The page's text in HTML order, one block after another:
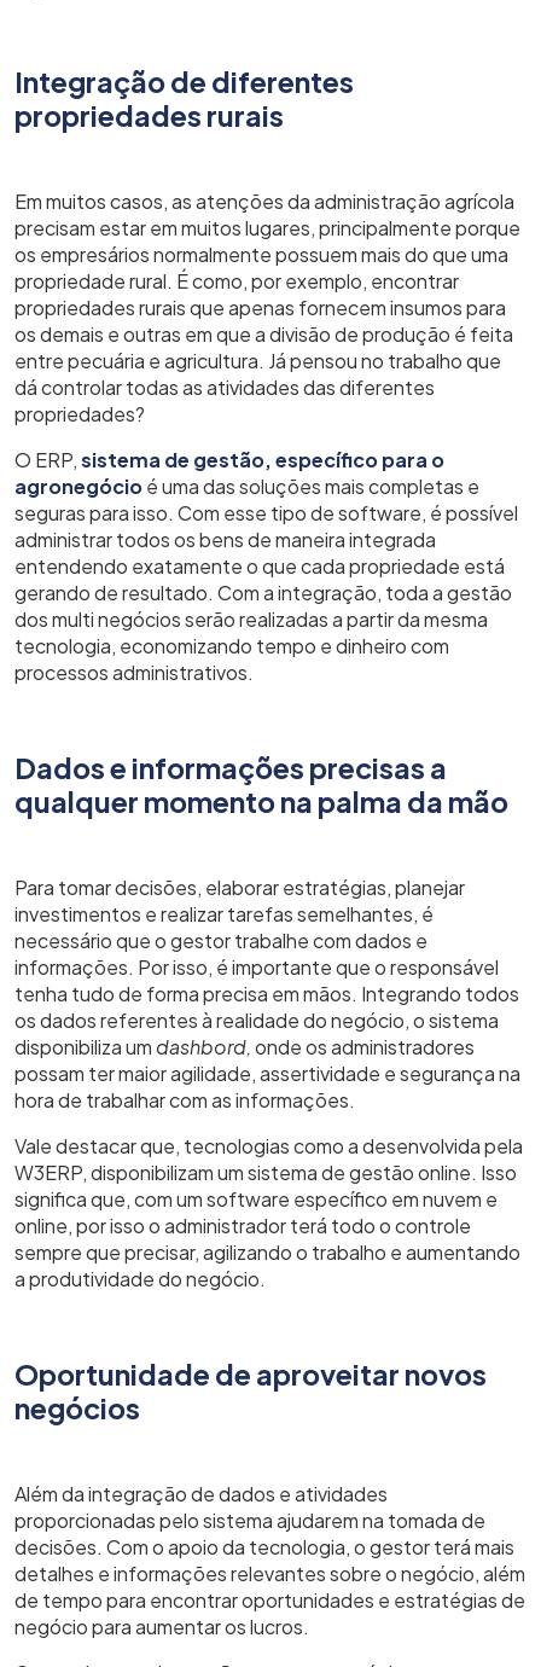
Integração de diferentes
propriedades rurais
Em muitos casos, as atenções da administração agrícola
precisam estar em muitos lugares, principalmente porque
os empresários normalmente possuem mais do que uma
propriedade rural. É como, por exemplo, encontrar
propriedades rurais que apenas fornecem insumos para
os demais e outras em que a divisão de produção é feita
entre pecuária e agricultura. Já pensou no trabalho que
dá controlar todas as atividades das diferentes
propriedades?
O ERP,sistema de gestão, específico para o
agronegócioé uma das soluções mais completas e
seguras para isso. Com esse tipo de software, é possível
administrar todos os bens de maneira integrada
entendendo exatamente o que cada propriedade está
gerando de resultado. Com a integração, toda a gestão
dos multi negócios serão realizadas a partir da mesma
tecnologia, economizando tempo e dinheiro com
processos administrativos.
Dados e informações precisas a
qualquer momento na palma da mão
Para tomar decisões, elaborar estratégias, planejar
investimentos e realizar tarefas semelhantes, é
necessário que o gestor trabalhe com dados e
informações. Por isso, é importante que o responsável
tenha tudo de forma precisa em mãos. Integrando todos
os dados referentes à realidade do negócio, o sistema
disponibiliza um dashbord,onde os administradores
possam ter maior agilidade, assertividade e segurança na
hora de trabalhar com as informações.
Vale destacar que, tecnologias como a desenvolvida pela
W3ERP, disponibilizam um sistema de gestão online. Isso
significa que, com um software específico em nuvem e
online, por isso o administrador terá todo o controle
sempre que precisar, agilizando o trabalho e aumentando
a produtividade do negócio.
Oportunidade de aproveitar novos
negócios
Além da integração de dados e atividades
proporcionadas pelo sistema ajudarem na tomada de
decisões. Com o apoio da tecnologia, o gestor terá mais
detalhes e informações relevantes sobre o negócio, além
de tempo para encontrar oportunidades e estratégias de
negócio para aumentar os lucros.